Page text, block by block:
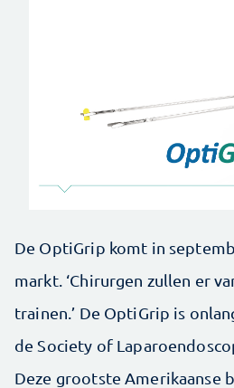
De OptiGrip komt in
markt. ‘Chirurgen zullen er
trainen.’ De OptiGrip is
de Society of
Deze grootste Amerikaanse